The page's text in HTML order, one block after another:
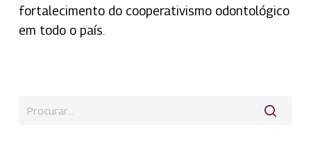
fortalecimento do cooperativismo odontológico
em todo o país.